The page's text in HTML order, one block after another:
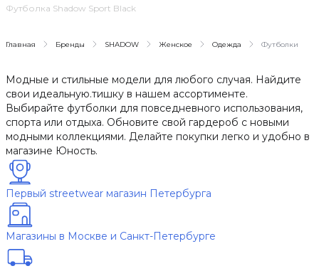
Футболка Shadow Sport Black
Главная Бренды SHADOW Женское Одежда Футболки
Модные и стильные модели для любого случая. Найдите
свои идеальную.тишку в нашем ассортименте.
Выбирайте футболки для повседневного использования,
спорта или отдыха. Обновите свой гардероб с новыми
модными коллекциями. Делайте покупки легко и удобно в
магазине Юность.
Первый streetwear магазин Петербурга
Магазины в Москве и Санкт-Петербурге